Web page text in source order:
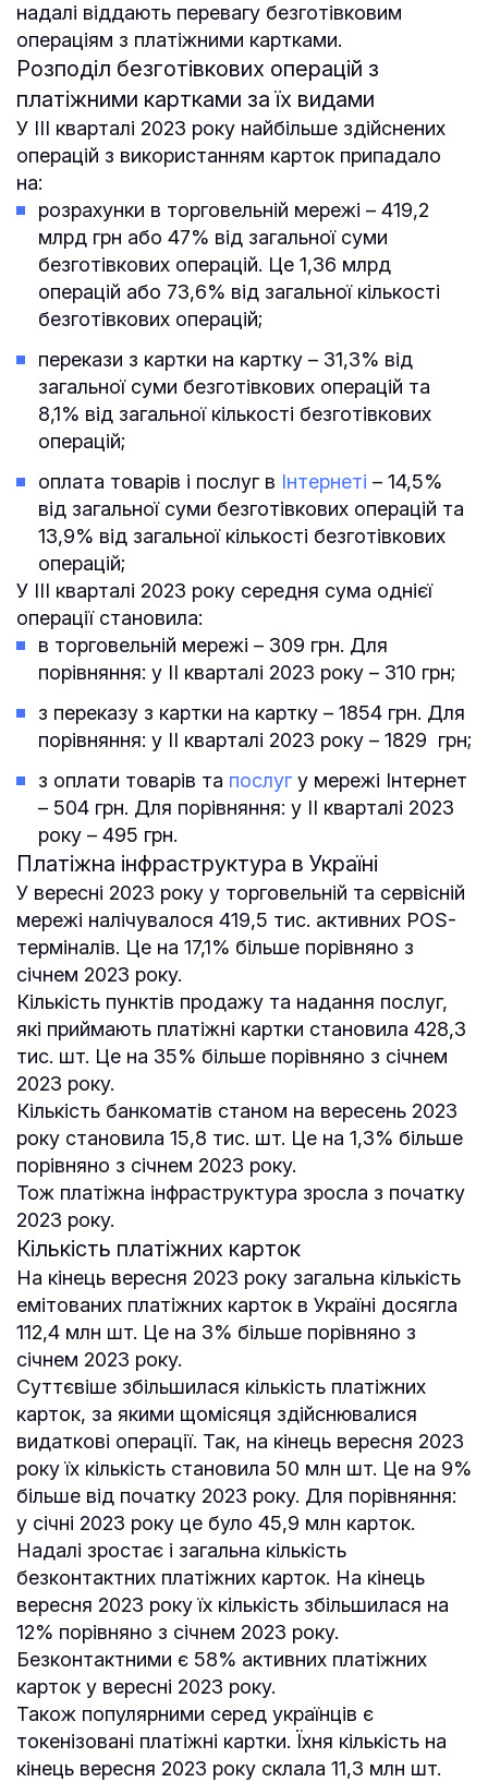
надалі віддають перевагу безготівковим
операціям з платіжними картками.
Розподіл безготівкових операцій з
платіжними картками за їх видами
У ІIІ кварталі 2023 року найбільше здійснених
операцій з використанням карток припадало
на:
розрахунки в торговельній мережі – 419,2
млрд грн або 47% від загальної суми
безготівкових операцій. Це 1,36 млрд
операцій або 73,6% від загальної кількості
безготівкових операцій;
перекази з картки на картку – 31,3% від
загальної суми безготівкових операцій та
8,1% від загальної кількості безготівкових
операцій;
оплата товарів і послуг в Інтернеті – 14,5%
від загальної суми безготівкових операцій та
13,9% від загальної кількості безготівкових
операцій;
У ІІІ кварталі 2023 року середня сума однієї
операції становила:
в торговельній мережі – 309 грн. Для
порівняння: у II кварталі 2023 року – 310 грн;
з переказу з картки на картку – 1854 грн. Для
порівняння: у II кварталі 2023 року – 1829 грн;
з оплати товарів та послуг у мережі Інтернет
– 504 грн. Для порівняння: у II кварталі 2023
року – 495 грн.
Платіжна інфраструктура в Україні
У вересні 2023 року у торговельній та сервісній
мережі налічувалося 419,5 тис. активних POS-
терміналів. Це на 17,1% більше порівняно з
січнем 2023 року.
Кількість пунктів продажу та надання послуг,
які приймають платіжні картки становила 428,3
тис. шт. Це на 35% більше порівняно з січнем
2023 року.
Кількість банкоматів станом на вересень 2023
року становила 15,8 тис. шт. Це на 1,3% більше
порівняно з січнем 2023 року.
Тож платіжна інфраструктура зросла з початку
2023 року.
Кількість платіжних карток
На кінець вересня 2023 року загальна кількість
емітованих платіжних карток в Україні досягла
112,4 млн шт. Це на 3% більше порівняно з
січнем 2023 року.
Суттєвіше збільшилася кількість платіжних
карток, за якими щомісяця здійснювалися
видаткові операції. Так, на кінець вересня 2023
року їх кількість становила 50 млн шт. Це на 9%
більше від початку 2023 року. Для порівняння:
у січні 2023 року це було 45,9 млн карток.
Надалі зростає і загальна кількість
безконтактних платіжних карток. На кінець
вересня 2023 року їх кількість збільшилася на
12% порівняно з січнем 2023 року.
Безконтактними є 58% активних платіжних
карток у вересні 2023 року.
Також популярними серед українців є
токенізовані платіжні картки. Їхня кількість на
кінець вересня 2023 року склала 11,3 млн шт.